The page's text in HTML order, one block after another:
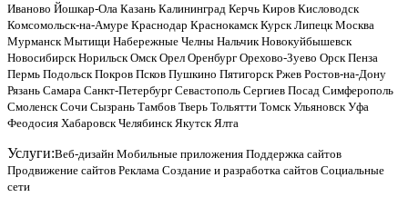
Иваново Йошкар-Ола Казань Калининград Керчь Киров Кисловодск
Комсомольск-на-Амуре Краснодар Краснокамск Курск Липецк Москва
Мурманск Мытищи Набережные Челны Нальчик Новокуйбышевск
Новосибирск Норильск Омск Орел Оренбург Орехово-Зуево Орск Пенза
Пермь Подольск Покров Псков Пушкино Пятигорск Ржев Ростов-на-Дону
Рязань Самара Санкт-Петербург Севастополь Сергиев Посад Симферополь
Смоленск Сочи Сызрань Тамбов Тверь Тольятти Томск Ульяновск Уфа
Феодосия Хабаровск Челябинск Якутск Ялта
Услуги:Веб-дизайн Мобильные приложения Поддержка сайтов
Продвижение сайтов Реклама Создание и разработка сайтов Социальные
сети